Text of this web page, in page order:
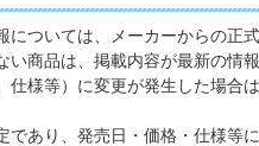
ついては、メーカーからの正
商品は、掲載内容が最新の情
仕様等）に変更が発生した場合
あり、発売日・価格・仕様等